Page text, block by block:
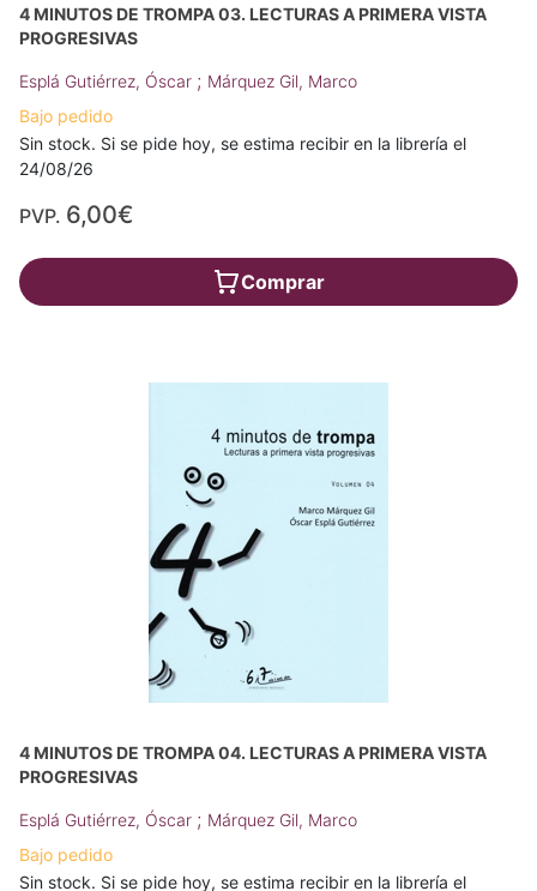
4 MINUTOS DE TROMPA 03. LECTURAS A PRIMERA VISTA
PROGRESIVAS
Esplá Gutiérrez, Óscar ; Márquez Gil, Marco
Bajo pedido
Sin stock. Si se pide hoy, se estima recibir en la librería el
24/08/26
PVP. 6,00€
Comprar
4 MINUTOS DE TROMPA 04. LECTURAS A PRIMERA VISTA
PROGRESIVAS
Esplá Gutiérrez, Óscar ; Márquez Gil, Marco
Bajo pedido
Sin stock. Si se pide hoy, se estima recibir en la librería el